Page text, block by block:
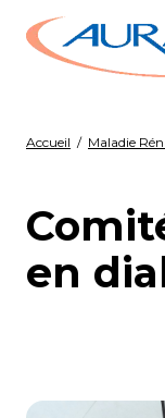
Accueil / Maladie
en